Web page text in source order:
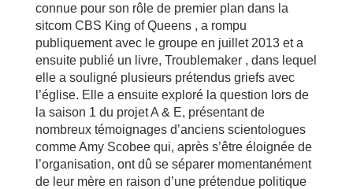
connue pour son rôle de premier plan dans la
sitcom CBS King of Queens , a rompu
publiquement avec le groupe en juillet 2013 et a
ensuite publié un livre, Troublemaker , dans lequel
elle a souligné plusieurs prétendus griefs avec
l’église. Elle a ensuite exploré la question lors de
la saison 1 du projet A & E, présentant de
nombreux témoignages d’anciens scientologues
comme Amy Scobee qui, après s’être éloignée de
l’organisation, ont dû se séparer momentanément
de leur mère en raison d’une prétendue politique